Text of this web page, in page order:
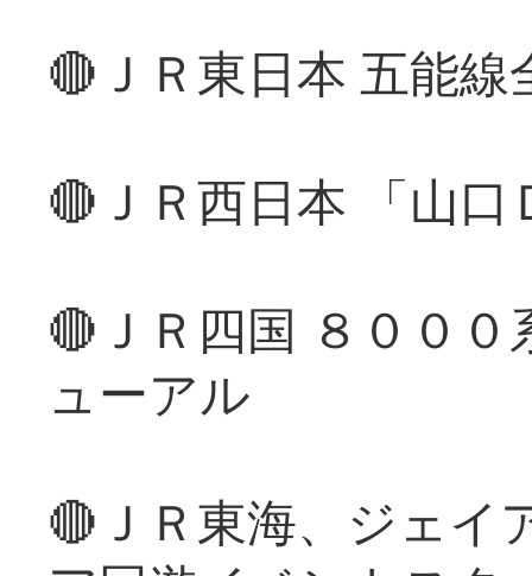
🔴ＪＲ東日本 五能
🔴ＪＲ西日本 「山
🔴ＪＲ四国 ８００
ューアル
🔴ＪＲ東海、ジェイ